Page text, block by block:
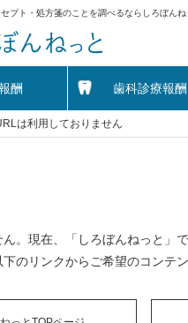
プト・処方箋のことを調べるならしろぼんね
酬 歯科診療報酬
は利用しておりません
。現在、「しろぼんねっと」
のリンクからご希望のコンテ